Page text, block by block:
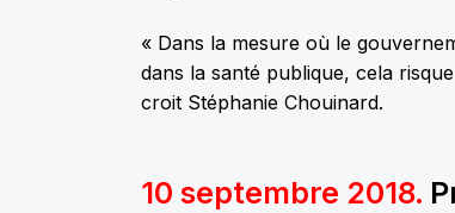
« Dans la mesure où le
dans la santé publique, cela
croit Stéphanie Chouinard.
10 septembre 2018.